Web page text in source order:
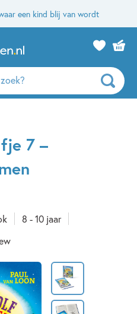
een kind blij van wordt
7 –
8 - 10 jaar